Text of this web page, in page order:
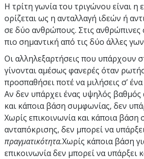
Η τρίτη γωνία του τριγώνου είναι η
ορίζεται ως η ανταλλαγή ιδεών ή
σε δύο ανθρώπους. Στις ανθρώπινες
πιο σημαντική από τις δύο άλλες
Οι αλληλεξαρτήσεις που υπάρχουν
γίνονται αμέσως φανερές όταν
προσπαθήσει ποτέ να μιλήσεις σ’
Αν δεν υπάρχει ένας υψηλός βαθμός
και κάποια βάση συμφωνίας, δεν
Χωρίς επικοινωνία και κάποια βάση
ανταπόκρισης, δεν μπορεί να
πραγματικότητα.Χωρίς κάποια βάση
επικοινωνία δεν μπορεί να υπάρξει